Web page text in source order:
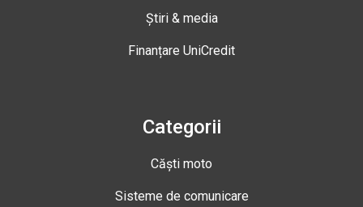
Știri & media
Finanțare UniCredit
Categorii
Căști moto
Sisteme de comunicare